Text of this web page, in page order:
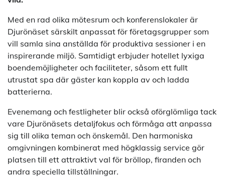
Med en rad olika mötesrum och konferenslokaler är
Djurönäset särskilt anpassat för företagsgrupper som
vill samla sina anställda för produktiva sessioner i en
inspirerande miljö. Samtidigt erbjuder hotellet lyxiga
boendemöjligheter och faciliteter, såsom ett fullt
utrustat spa där gäster kan koppla av och ladda
batterierna.
Evenemang och festligheter blir också oförglömliga tack
vare Djurönäsets detaljfokus och förmåga att anpassa
sig till olika teman och önskemål. Den harmoniska
omgivningen kombinerat med högklassig service gör
platsen till ett attraktivt val för bröllop, firanden och
andra speciella tillställningar.